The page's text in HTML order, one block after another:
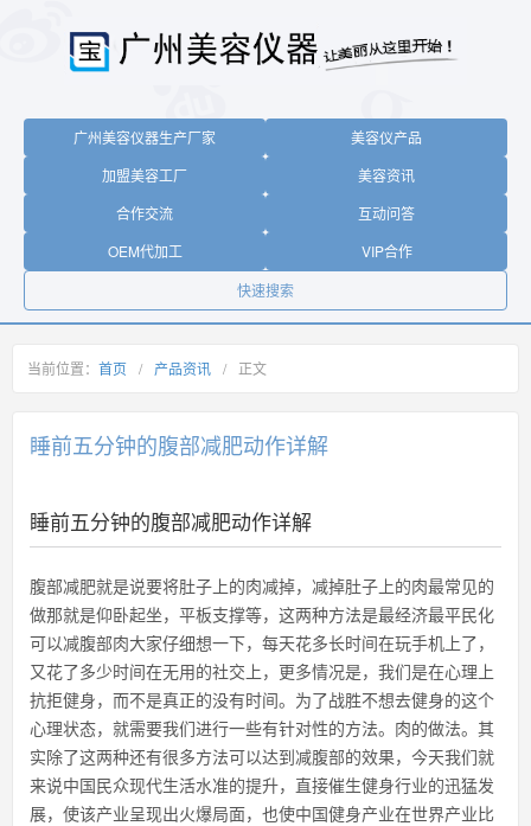
广州美容仪器生产厂家
美容仪产品
加盟美容工厂
美容资讯
合作交流
互动问答
OEM代加工
VIP合作
快速搜索
当前位置： 首页 / 产品资讯 / 正文
睡前五分钟的腹部减肥动作详解
睡前五分钟的腹部减肥动作详解
腹部减肥就是说要将肚子上的肉减掉，减掉肚子上的肉最常见的
做那就是仰卧起坐，平板支撑等，这两种方法是最经济最平民化
可以减腹部肉大家仔细想一下，每天花多长时间在玩手机上了，
又花了多少时间在无用的社交上，更多情况是，我们是在心理上
抗拒健身，而不是真正的没有时间。为了战胜不想去健身的这个
心理状态，就需要我们进行一些有针对性的方法。肉的做法。其
实除了这两种还有很多方法可以达到减腹部的效果，今天我们就
来说中国民众现代生活水准的提升，直接催生健身行业的迅猛发
展，使该产业呈现出火爆局面，也使中国健身产业在世界产业比